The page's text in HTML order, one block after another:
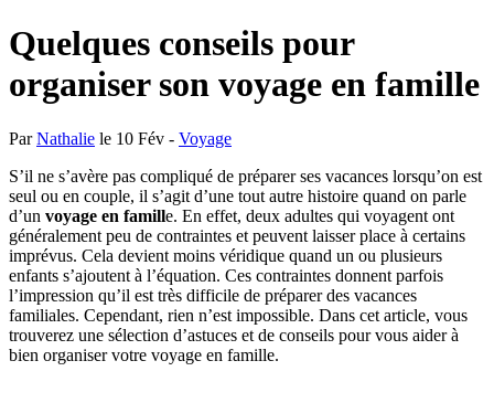
Quelques conseils pour
organiser son voyage en famille
ParNathalie le 10 Fév - Voyage
S’il ne s’avère pas compliqué de préparer ses vacances lorsqu’on est
seul ou en couple, il s’agit d’une tout autre histoire quand on parle
d’un voyage en famille. En effet, deux adultes qui voyagent ont
généralement peu de contraintes et peuvent laisser place à certains
imprévus. Cela devient moins véridique quand un ou plusieurs
enfants s’ajoutent à l’équation. Ces contraintes donnent parfois
l’impression qu’il est très difficile de préparer des vacances
familiales. Cependant, rien n’est impossible. Dans cet article, vous
trouverez une sélection d’astuces et de conseils pour vous aider à
bien organiser votre voyage en famille.